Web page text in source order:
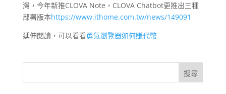
灣，今年新推CLOVA Note，CLOVA Chatbot更推出三種
部署版本https://www.ithome.com.tw/news/149091
延伸閱讀，可以看看勇氣瀏覽器如何賺代幣